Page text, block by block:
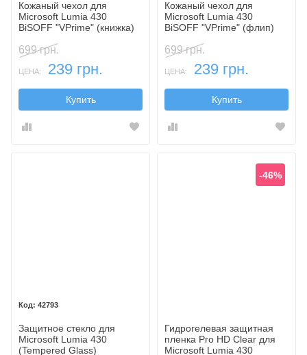
Кожаный чехол для
Microsoft Lumia 430
BiSOFF "VPrime" (книжка)
699 грн.
ЦЕНА: 239 грн.
Купить
Кожаный чехол для
Microsoft Lumia 430
BiSOFF "VPrime" (флип)
699 грн.
ЦЕНА: 239 грн.
Купить
42793
Защитное стекло для
Microsoft Lumia 430
(Tempered Glass)
-46%
Гидрогелевая защитная
пленка Pro HD Clear для
Microsoft Lumia 430